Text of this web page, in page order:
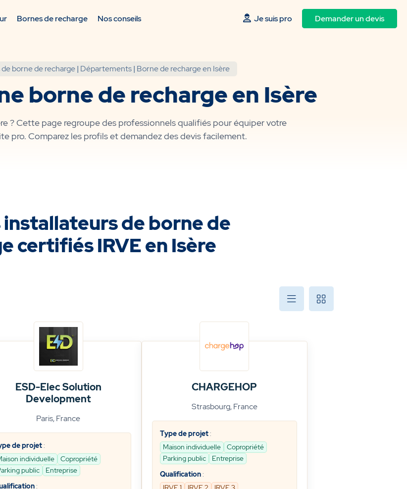
Bornes de recharge Nos conseils Je suis pro Demander un devis
borne de recharge| Départements| Borne de recharge en Isère
borne de recharge en Isère
? Cette page regroupe des professionnels qualifiés pour équiper votre
pro. Comparez les profils et demandez des devis facilement.
de borne de
certifiés IRVE en Isère
ESD-Elec Solution
Development
Paris, France
de projet:
individuelle
Copropriété
public
Entreprise
:
CHARGEHOP
Strasbourg, France
Type de projet:
Maison individuelle
Copropriété
Parking public
Entreprise
Qualification: